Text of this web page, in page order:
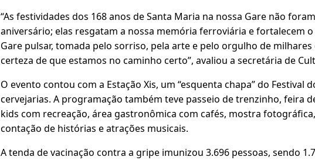
“As festividades dos 168 anos de Santa Maria na nossa Gare não
aniversário; elas resgatam a nossa memória ferroviária e fortalecem
Gare pulsar, tomada pelo sorriso, pela arte e pelo orgulho de
certeza de que estamos no caminho certo”, avaliou a secretária de
O evento contou com a Estação Xis, um “esquenta chapa” do Festival
cervejarias. A programação também teve passeio de trenzinho, feira
kids com recreação, área gastronômica com cafés, mostra
contação de histórias e atrações musicais.
A tenda de vacinação contra a gripe imunizou 3.696 pessoas, sendo